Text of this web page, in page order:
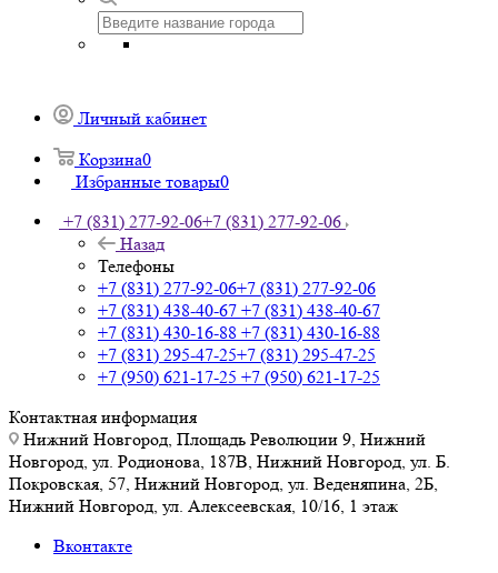
Личный кабинет
Корзина0
Избранные товары0
+7 (831) 277-92-06+7 (831) 277-92-06
Назад
Телефоны
+7 (831) 277-92-06+7 (831) 277-92-06
+7 (831) 438-40-67 +7 (831) 438-40-67
+7 (831) 430-16-88 +7 (831) 430-16-88
+7 (831) 295-47-25+7 (831) 295-47-25
+7 (950) 621-17-25 +7 (950) 621-17-25
Контактная информация
Нижний Новгород, Площадь Революции 9, Нижний
Новгород, ул. Родионова, 187В, Нижний Новгород, ул. Б.
Покровская, 57, Нижний Новгород, ул. Веденяпина, 2Б,
Нижний Новгород, ул. Алексеевская, 10/16, 1 этаж
Вконтакте